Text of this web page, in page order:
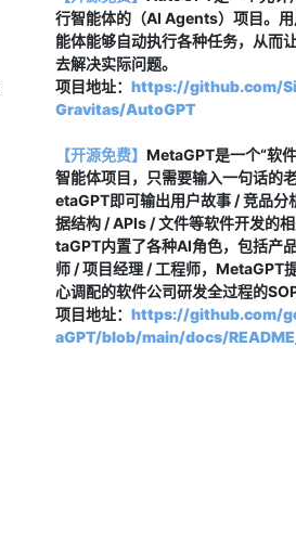
行智能体的（AI Agents）项目。
能体能够自动执行各种任务，从而
去解决实际问题。
项目地址： https://github.com/
Gravitas/AutoGPT
【开源免费】 MetaGPT是一个“软
智能体项目，只需要输入一句话的
etaGPT即可输出用户故事 / 竞品分
据结构 / APIs / 文件等软件开发的
taGPT内置了各种AI角色，包括产
师 / 项目经理 / 工程师，MetaGPT
心调配的软件公司研发全过程的SOP
项目地址： https://github.com/
aGPT/blob/main/docs/